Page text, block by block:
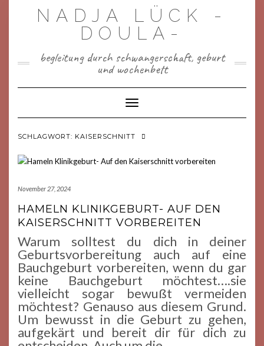
NADJA LÜCK -
DOULA-
begleitung durch schwangerschaft, geburt
und wochenbett
Toggle Navigation
SCHLAGWORT: KAISERSCHNITT
November 27, 2024
HAMELN KLINIKGEBURT- AUF DEN
KAISERSCHNITT VORBEREITEN
Warum solltest du dich in deiner
Geburtsvorbereitung auch auf eine
Bauchgeburt vorbereiten, wenn du gar
keine Bauchgeburt möchtest….sie
vielleicht sogar bewußt vermeiden
möchtest? Genauso aus diesem Grund.
Um bewusst in die Geburt zu gehen,
aufgekärt und bereit dir für dich zu